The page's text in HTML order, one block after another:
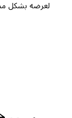
لعرضه بشكل